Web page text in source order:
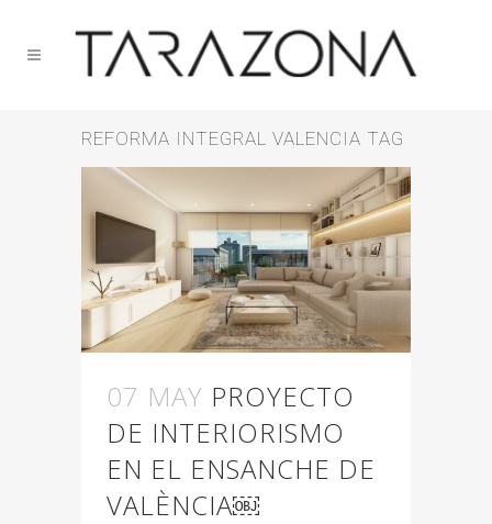
REFORMA INTEGRAL VALENCIA TAG
07 MAY PROYECTO
DE INTERIORISMO
EN EL ENSANCHE DE
VALÈNCIA￼